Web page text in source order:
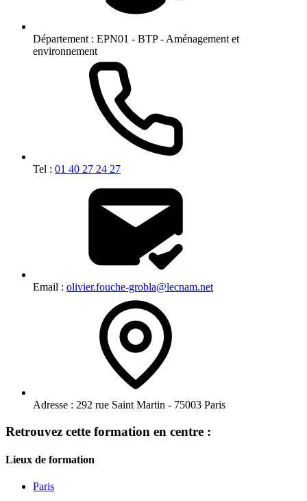
Département : EPN01 - BTP - Aménagement et
environnement
Tel : 01 40 27 24 27
Email : olivier.fouche-grobla@lecnam.net
Adresse : 292 rue Saint Martin - 75003 Paris
Retrouvez cette formation en centre :
Lieux de formation
Paris